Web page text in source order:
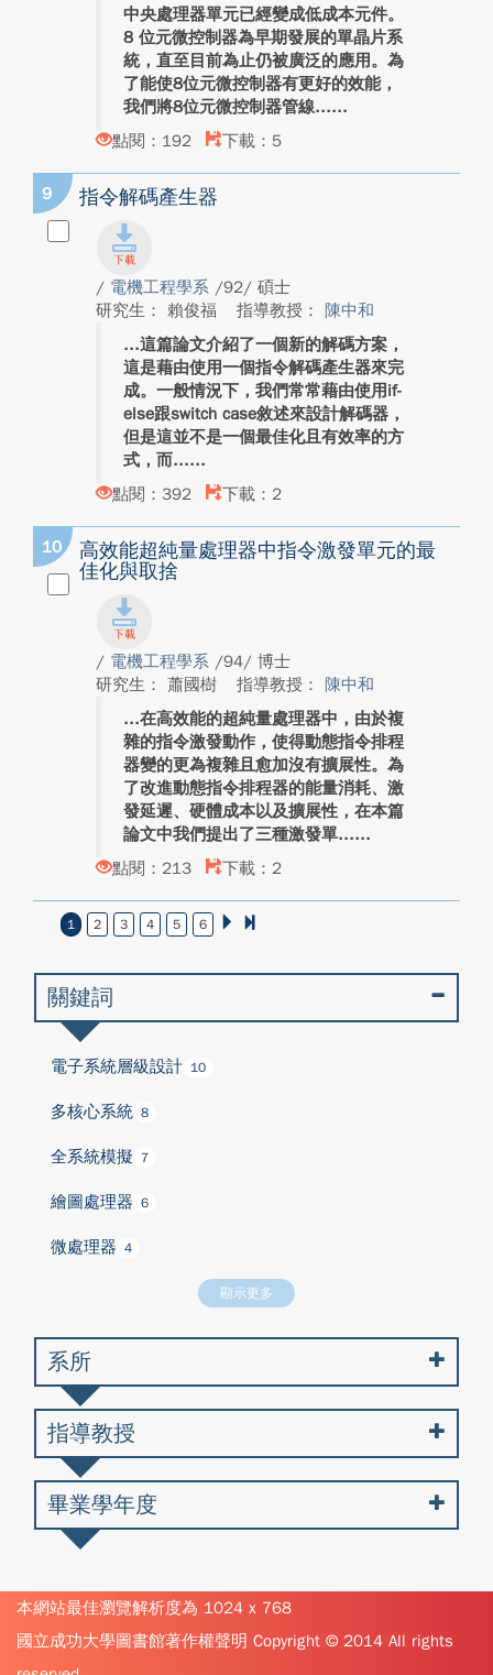
中央處理器單元已經變成低成本元件。
8 位元微控制器為早期發展的單晶片系
統，直至目前為止仍被廣泛的應用。為
了能使8位元微控制器有更好的效能，
我們將8位元微控制器管線...
點閱：192
下載：5
9 指令解碼產生器
/ 電機工程學系 /92/ 碩士
研究生： 賴俊福
指導教授： 陳中和
這篇論文介紹了一個新的解碼方案，
這是藉由使用一個指令解碼產生器來完
成。一般情況下，我們常常藉由使用if-
else跟switch case敘述來設計解碼器，
但是這並不是一個最佳化且有效率的方
式，而...
點閱：392
下載：2
10
高效能超純量處理器中指令激發單元的最
佳化與取捨
/ 電機工程學系 /94/ 博士
研究生： 蕭國樹
指導教授： 陳中和
在高效能的超純量處理器中，由於複
雜的指令激發動作，使得動態指令排程
器變的更為複雜且愈加沒有擴展性。為
了改進動態指令排程器的能量消耗、激
發延遲、硬體成本以及擴展性，在本篇
論文中我們提出了三種激發單...
點閱：213
下載：2
1 2 3 4 5 6
關鍵詞
電子系統層級設計 10
多核心系統 8
全系統模擬 7
繪圖處理器 6
微處理器 4
顯示更多
系所
指導教授
畢業學年度
本網站最佳瀏覽解析度為 1024 x 768
國立成功大學圖書館著作權聲明 Copyright © 2014 All rights